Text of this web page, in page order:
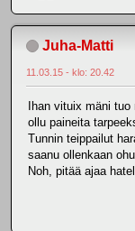
Juha-Matti
11.03.15 - klo: 20.42
Ihan vituix mäni
ollu paineita
Tunnin teippailut
saanu ollenkaan
Noh, pitää ajaa